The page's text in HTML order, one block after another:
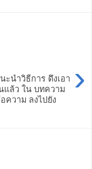
›
ะนำวิธีการ ดึงเอา
แล้ว ใน บทความ
ความ ลงไปยัง